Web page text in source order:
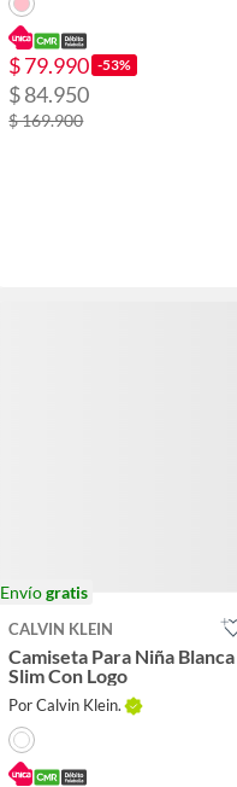
$ 79.990 -53%
$ 84.950
$ 169.900
Envíogratis
CALVIN KLEIN
Camiseta Para Niña Blanca
Slim Con Logo
Por Calvin Klein.